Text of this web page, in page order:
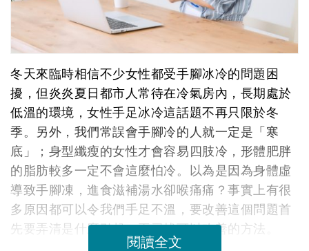
冬天來臨時相信不少女性都受手腳冰冷的問題困
擾，但炎炎夏日都市人常待在冷氣房內，長期處於
低溫的環境，女性手足冰冷這話題不再只限於冬
季。另外，我們常誤會手腳冷的人就一定是「寒
底」；身型纖瘦的女性才會容易四肢冷，形體肥胖
的脂肪較多一定不會這麼怕冷。以為是因為身體虛
導致手腳凍，進食滋補湯水卻喉痛痛？事實上有很
多原因都可以令我們手足不溫，要改善這個問題首
先要弄清是什麼引起，再尋找可以改善的方法。
閱讀全文